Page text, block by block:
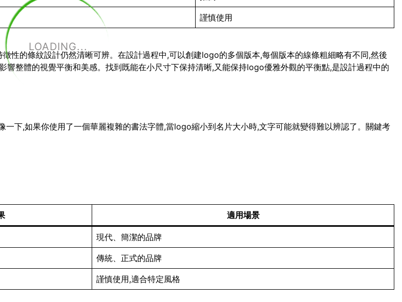
LOADING...
謹慎使用
性的條紋設計仍然清晰可辨。在設計過程中,可以創建logo的多個版本,每個版本的線條粗細略有不同,然後
整體的視覺平衡和美感。找到既能在小尺寸下保持清晰,又能保持logo優雅外觀的平衡點,是設計過程中的
下,如果你使用了一個華麗複雜的書法字體,當logo縮小到名片大小時,文字可能就變得難以辨認了。關鍵考
適用場景
現代、簡潔的品牌
傳統、正式的品牌
謹慎使用,適合特定風格